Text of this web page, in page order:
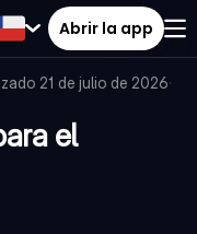
Abrir la app
21 de julio de 2026·
el